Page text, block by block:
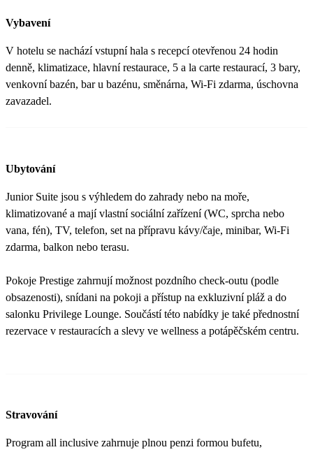
Vybavení
V hotelu se nachází vstupní hala s recepcí otevřenou 24 hodin
denně, klimatizace, hlavní restaurace, 5 a la carte restaurací, 3 bary,
venkovní bazén, bar u bazénu, směnárna, Wi-Fi zdarma, úschovna
zavazadel.
Ubytování
Junior Suite jsou s výhledem do zahrady nebo na moře,
klimatizované a mají vlastní sociální zařízení (WC, sprcha nebo
vana, fén), TV, telefon, set na přípravu kávy/čaje, minibar, Wi-Fi
zdarma, balkon nebo terasu.
Pokoje Prestige zahrnují možnost pozdního check-outu (podle
obsazenosti), snídani na pokoji a přístup na exkluzivní pláž a do
salonku Privilege Lounge. Součástí této nabídky je také přednostní
rezervace v restauracích a slevy ve wellness a potápěčském centru.
Stravování
Program all inclusive zahrnuje plnou penzi formou bufetu,